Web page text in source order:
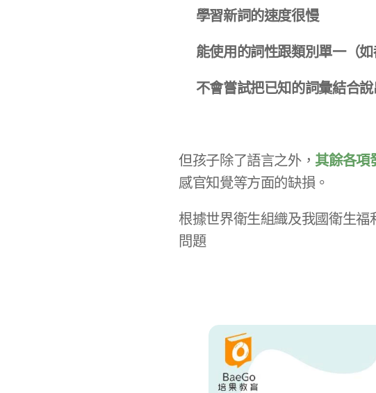
🔸學習新詞的速度很慢
🔸能使用的詞性跟類別單一（如
🔸不會嘗試把已知的詞彙結合
但孩子除了語言之外， 其餘各項
感官知覺等方面的缺損。
根據世界衛生組織及我國衛生
問題⚠